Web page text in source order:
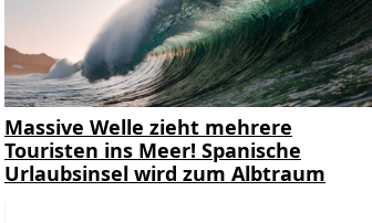
Massive Welle zieht mehrere
Touristen ins Meer! Spanische
Urlaubsinsel wird zum Albtraum